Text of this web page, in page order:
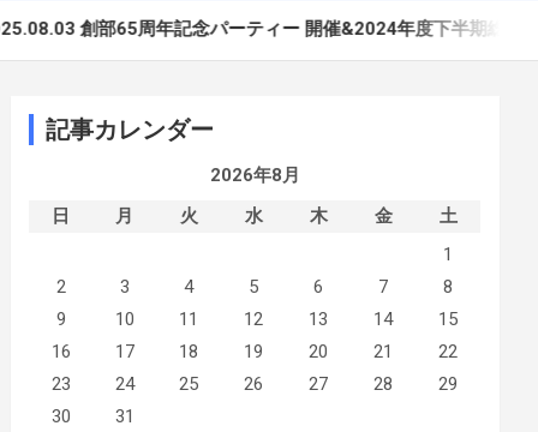
記念パーティー 開催&2024年度下半期総会開催
記事カレンダー
2026年8月
日
月 火 水 木 金
土
1
2
3 4 5 6 7
8
9
10 11 12 13 14
15
16
17 18 19 20 21
22
23
24 25 26 27 28
29
30
31